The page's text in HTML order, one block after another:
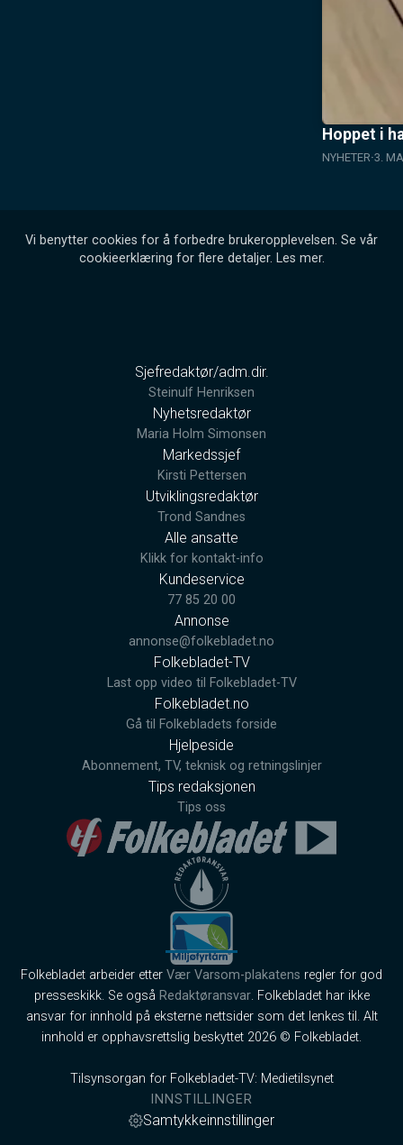
Hoppet i
NYHETER 3.
Vi benytter cookies for å forbedre brukeropplevelsen. Se vår
cookieerklæring for flere detaljer. Les mer.
Sjefredaktør/adm.dir.
Steinulf Henriksen
Nyhetsredaktør
Maria Holm Simonsen
Markedssjef
Kirsti Pettersen
Utviklingsredaktør
Trond Sandnes
Alle ansatte
Klikk for kontakt-info
Kundeservice
77 85 20 00
Annonse
annonse@folkebladet.no
Folkebladet-TV
Last opp video til Folkebladet-TV
Folkebladet.no
Gå til Folkebladets forside
Hjelpeside
Abonnement, TV, teknisk og retningslinjer
Tips redaksjonen
Tips oss
Folkebladet arbeider etter Vær Varsom-plakatens regler for god
presseskikk. Se også Redaktøransvar. Folkebladet har ikke
ansvar for innhold på eksterne nettsider som det lenkes til. Alt
innhold er opphavsrettslig beskyttet 2026 © Folkebladet.
Tilsynsorgan for Folkebladet-TV: Medietilsynet
INNSTILLINGER
Samtykkeinnstillinger